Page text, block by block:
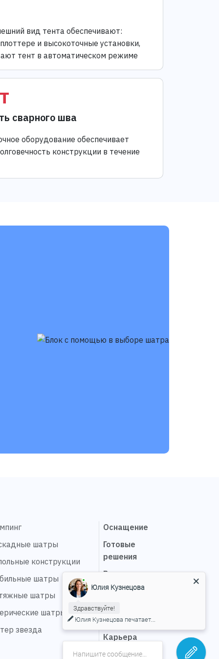
вид тента обеспечивают:
и высокоточные установки,
тент в автоматическом режиме
сварного шва
оборудование обеспечивает
конструкции в течение
шатры
конструкции
шатры
шатры
шатры
звезда
Оснащение
Готовые
решения
Выполненные
проекты
Сервис
О компании
Карьера
Контакты
Юлия Кузнецова
Здравствуйте!
Юлия Кузнецова печатает...